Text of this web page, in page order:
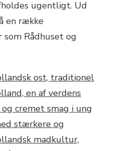
ugentligt. Ud
en række
Rådhuset og